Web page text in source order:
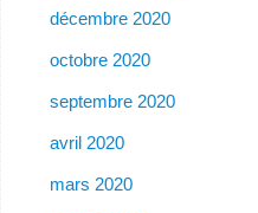
décembre 2020
octobre 2020
septembre 2020
avril 2020
mars 2020